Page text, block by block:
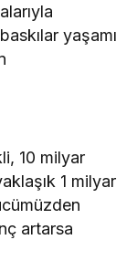
yaşamı
10 milyar
1 milyar
artarsa